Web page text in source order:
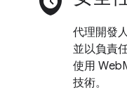
代理開發
並以負責
使用
技術。